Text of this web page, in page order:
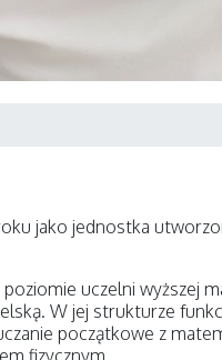
jako jednostka
uczelni wyższej
W jej strukturze
początkowe z